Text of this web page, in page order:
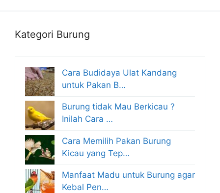
Kategori Burung
Cara Budidaya Ulat Kandang
untuk Pakan B…
Burung tidak Mau Berkicau ?
Inilah Cara …
Cara Memilih Pakan Burung
Kicau yang Tep…
Manfaat Madu untuk Burung agar
Kebal Pen…